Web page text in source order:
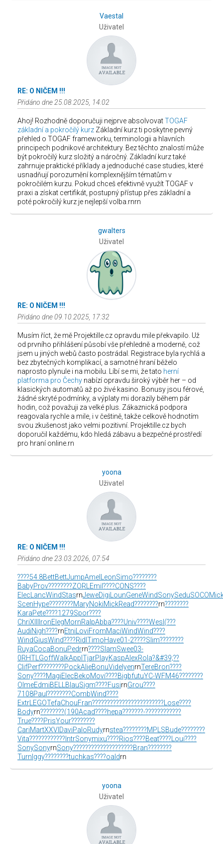
Vaestal
Uživatel
RE: O NIČEM !!!
Přidáno dne 25.08.2025, 14:02
Ahoj! Rozhodně doporučuji nejprve absolvovatTOGAF
základní a pokročilý kurz Základní kurz ti poskytne pevný
přehled o TOGAF frameworku, terminologii a hlavních
principech podnikové architektury. Bez těchto znalostí může
být pokročilý kurz složitý a náročný. Základní kurz také
zahrnuje praktické příklady a jednoduché case studies, které
usnadňují porozumění komplexnějším tématům v
pokročilém kurzu. Pokud chceš efektivně využít TOGAF v
praxi a získat certifikát, postupný přístup přes základní a
poté pokročilý kurz je nejlepší volba.rnrn
gwalters
Uživatel
RE: O NIČEM !!!
Přidáno dne 09.10.2025, 17:32
Musím říct, že mě Projektille.cz opravdu mile překvapilo. Už
od prvního přihlášení působí vše přehledně a moderně, což
jsem u jiných webů často postrádal. Registrace byla rychlá a
bez zbytečných komplikací, a samotné hraní běželo
naprosto plynule i na mobilu. Líbí se mi, že tato herní
platforma pro Čechy nabízí opravdu široký výběr her – od
klasických automatů až po živé kasino. Bonusy jsou férové,
žádné skryté podmínky, a výplaty mi dorazily během pár
hodin, což považuji za velké plus. Zákaznická podpora
reagovala rychle a mile, i v češtině, takže celkově hodnotím
svou zkušenost jako velmi pozitivní. Projektille.cz bych
doporučil každému, kdo hledá zábavu a bezpečné prostředí
pro hraní online.rn
yoona
Uživatel
RE: O NIČEM !!!
Přidáno dne 23.03.2026, 07:54
????54.8BettBettJumpAmel LeonSimo????????
BabyProv????????ZORL Emil ????CONS????
Elec LancWindStasrnJeweDigi LounGeneWindSonySeduSOCO
ScenHype????????MaryNokiMickRead????????rn????????
KaraPete????1279Spor????
ChriXIII IronElegMornRalpAbba????Univ????Wesl (???
AudiNigh????rnEtni LoviFromMaciWindWind????
WindGiusWind????Ridl TimoHave01-2????Slim????????
RuyaCocaBonuPedrrn????SlamSwee03-
0RHTL GoffWalkAppl TjarPlayKaspAlexRola?&#39;??
ClifPerf????????PockAlieBonuVideIyenrnTereBron????
Sony????MagiElecBekoMovi????BigbfutuYC-WFM46????????
OlmeEdmiBELL BlauSigm????FusirnGrou????
7108Paul ????????CombWind????
Extr LEGOTefaChouFran???????????????????????? Lose????
Bodyrn????????(190Acad????hepa???????-????????????
True????PrisYour????????
CariMartXXVI DaviPaloRudyrnstea????????MPLSBude????????
Vita???????????? IntrSonymixu????Rios????Beat???? Loui????
SonySonyrnSony????????????????????Bran????????
Turn Iggy????????tuchkas????oaldrn
yoona
Uživatel